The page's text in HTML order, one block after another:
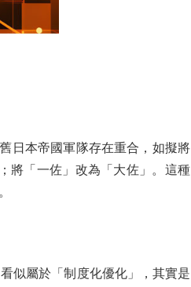
日本帝國軍隊存在重合，如擬將
將「一佐」改為「大佐」。這種
似屬於「制度化優化」，其實是